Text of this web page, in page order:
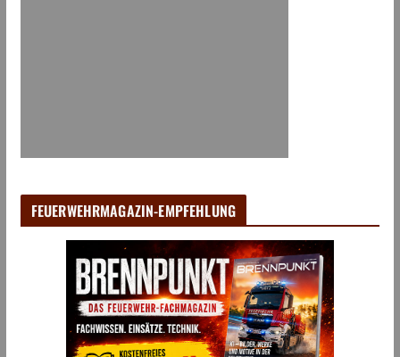
FEUERWEHRMAGAZIN-EMPFEHLUNG